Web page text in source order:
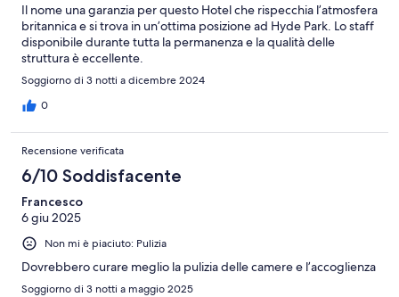
Il nome una garanzia per questo Hotel che rispecchia l’atmosfera
britannica e si trova in un’ottima posizione ad Hyde Park. Lo staff
disponibile durante tutta la permanenza e la qualità delle
struttura è eccellente.
Soggiorno di 3 notti a dicembre 2024
0
Recensione verificata
6/10 Soddisfacente
Francesco
6 giu 2025
Non mi è piaciuto: Pulizia
Dovrebbero curare meglio la pulizia delle camere e l’accoglienza
Soggiorno di 3 notti a maggio 2025